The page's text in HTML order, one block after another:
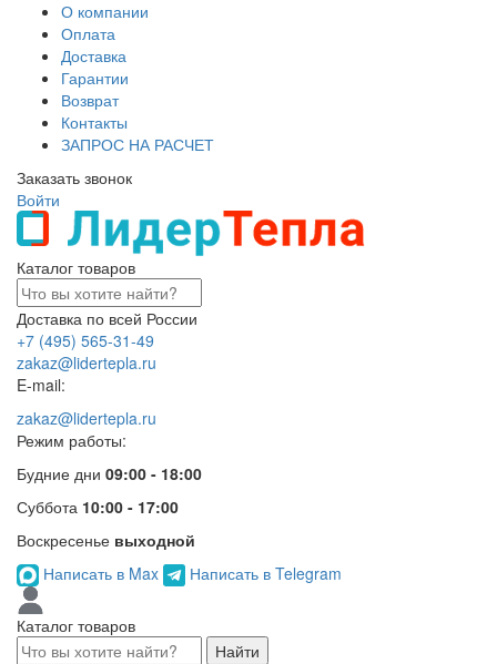
О компании
Оплата
Доставка
Гарантии
Возврат
Контакты
ЗАПРОС НА РАСЧЕТ
Заказать звонок
Войти
Каталог товаров
Доставка по всей России
+7 (495) 565-31-49
zakaz@lidertepla.ru
E-mail:
zakaz@lidertepla.ru
Режим работы:
Будние дни 09:00 - 18:00
Суббота 10:00 - 17:00
Воскресенье выходной
Написать в Max
Написать в Telegram
Каталог товаров
Найти